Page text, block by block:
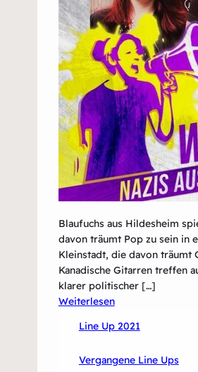
Blaufuchs aus Hildesheim
davon träumt Pop zu sein in
Kleinstadt, die davon träumt
Kanadische Gitarren treffen
klarer politischer […]
Weiterlesen:
Line Up 2021
Vergangene Line Ups